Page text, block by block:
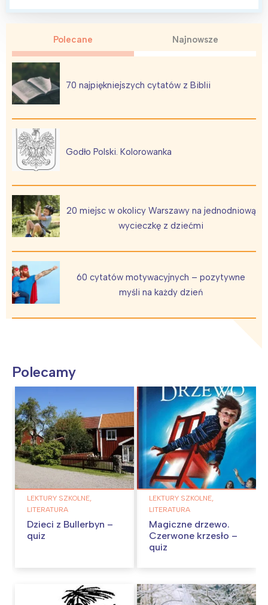
Polecane Najnowsze
70 najpiękniejszych cytatów z Biblii
Godło Polski. Kolorowanka
20 miejsc w okolicy Warszawy na jednodniową
wycieczkę z dziećmi
60 cytatów motywacyjnych – pozytywne
myśli na każdy dzień
Polecamy
LEKTURY SZKOLNE,
LITERATURA
Dzieci z Bullerbyn –
quiz
LEKTURY SZKOLNE,
LITERATURA
Magiczne drzewo.
Czerwone krzesło –
quiz